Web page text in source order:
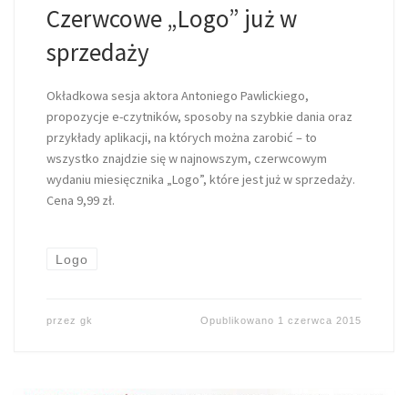
Czerwcowe „Logo” już w
sprzedaży
Okładkowa sesja aktora Antoniego Pawlickiego,
propozycje e-czytników, sposoby na szybkie dania oraz
przykłady aplikacji, na których można zarobić – to
wszystko znajdzie się w najnowszym, czerwcowym
wydaniu miesięcznika „Logo”, które jest już w sprzedaży.
Cena 9,99 zł.
Logo
przez gk Opublikowano 1 czerwca 2015